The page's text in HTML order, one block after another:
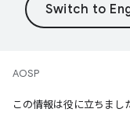
AOSP
この情報は役に立ちまし